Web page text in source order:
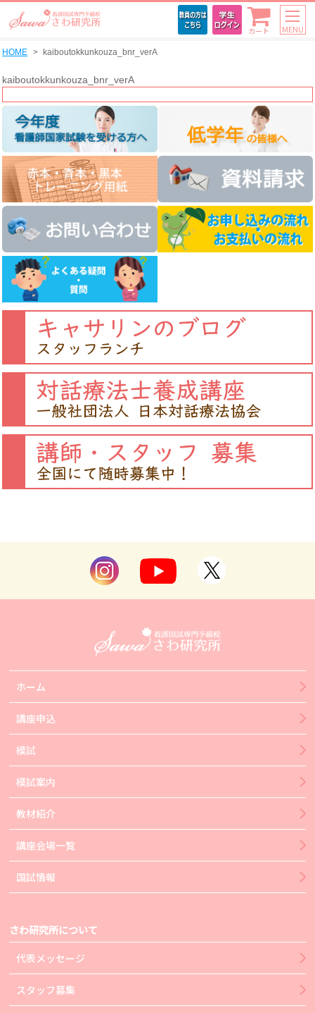
カート MENU
HOME kaiboutokkunkouza_bnr_verA
kaiboutokkunkouza_bnr_verA
ホーム
講座申込
模試
模試案内
教材紹介
講座会場一覧
国試情報
さわ研究所について
代表メッセージ
スタッフ募集